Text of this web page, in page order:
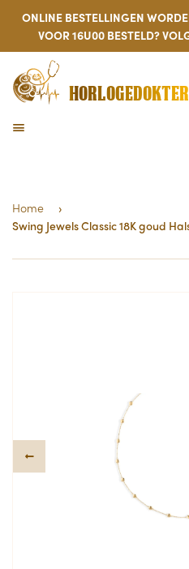
ONLINE BESTELLINGEN
VOOR 16U00 BESTELD?
Home
›
Swing Jewels Classic 18K goud